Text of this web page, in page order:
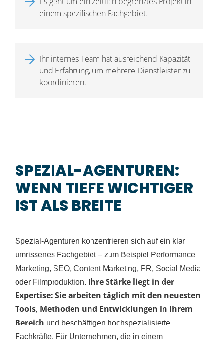
einem spezifischen Fachgebiet.
Ihr internes Team hat ausreichend Kapazität
und Erfahrung, um mehrere Dienstleister zu
koordinieren.
SPEZIAL-AGENTUREN:
WENN TIEFE WICHTIGER
IST ALS BREITE
Spezial-Agenturen konzentrieren sich auf ein klar
umrissenes Fachgebiet – zum Beispiel Performance
Marketing, SEO, Content Marketing, PR, Social Media
oder Filmproduktion. Ihre Stärke liegt in der
Expertise: Sie arbeiten täglich mit den neuesten
Tools, Methoden und Entwicklungen in ihrem
Bereich und beschäftigen hochspezialisierte
Fachkräfte. Für Unternehmen, die in einem